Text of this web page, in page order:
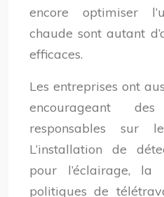
encore optimiser
chaude sont autant
efficaces.
Les entreprises ont
encourageant
responsables sur
L’installation de
pour l’éclairage,
politiques de